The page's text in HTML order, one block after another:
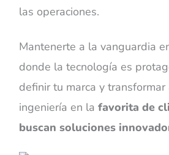
las operaciones.
Mantenerte a la vanguardia
donde la tecnología es
definir tu marca y
ingeniería en lafavorita de
buscan soluciones